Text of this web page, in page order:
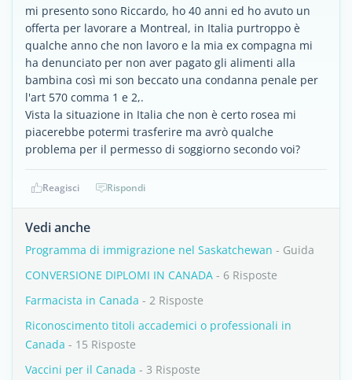
mi presento sono Riccardo, ho 40 anni ed ho avuto un
offerta per lavorare a Montreal, in Italia purtroppo è
qualche anno che non lavoro e la mia ex compagna mi
ha denunciato per non aver pagato gli alimenti alla
bambina così mi son beccato una condanna penale per
l'art 570 comma 1 e 2,.
Vista la situazione in Italia che non è certo rosea mi
piacerebbe potermi trasferire ma avrò qualche
problema per il permesso di soggiorno secondo voi?
Reagisci Rispondi
Vedi anche
Programma di immigrazione nel Saskatchewan - Guida
CONVERSIONE DIPLOMI IN CANADA - 6 Risposte
Farmacista in Canada - 2 Risposte
Riconoscimento titoli accademici o professionali in
Canada - 15 Risposte
Vaccini per il Canada - 3 Risposte